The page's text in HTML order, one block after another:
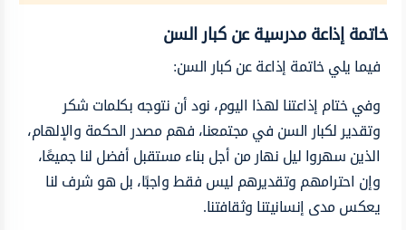
خاتمة إذاعة مدرسية عن كبار السن
فيما يلي خاتمة إذاعة عن كبار السن:
وفي ختام إذاعتنا لهذا اليوم، نود أن نتوجه بكلمات شكر
وتقدير لكبار السن في مجتمعنا، فهم مصدر الحكمة والإلهام،
الذين سهروا ليل نهار من أجل بناء مستقبل أفضل لنا جميعًا،
وإن احترامهم وتقديرهم ليس فقط واجبًا، بل هو شرف لنا
يعكس مدى إنسانيتنا وثقافتنا.